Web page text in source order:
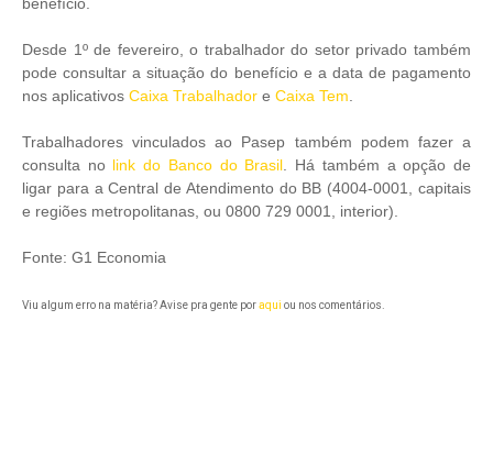
Desde 1º de fevereiro, o trabalhador do setor privado também
pode consultar a situação do benefício e a data de pagamento
nos aplicativos Caixa Trabalhador e Caixa Tem
Trabalhadores vinculados ao Pasep também podem fazer a
consulta no link do Banco do Brasil . Há também a opção de
ligar para a Central de Atendimento do BB (4004-0001, capitais
e regiões metropolitanas, ou 0800 729 0001, interior).
Fonte: G1 Economia
Viu algum erro na matéria? Avise pra gente poraqui ou nos comentários.